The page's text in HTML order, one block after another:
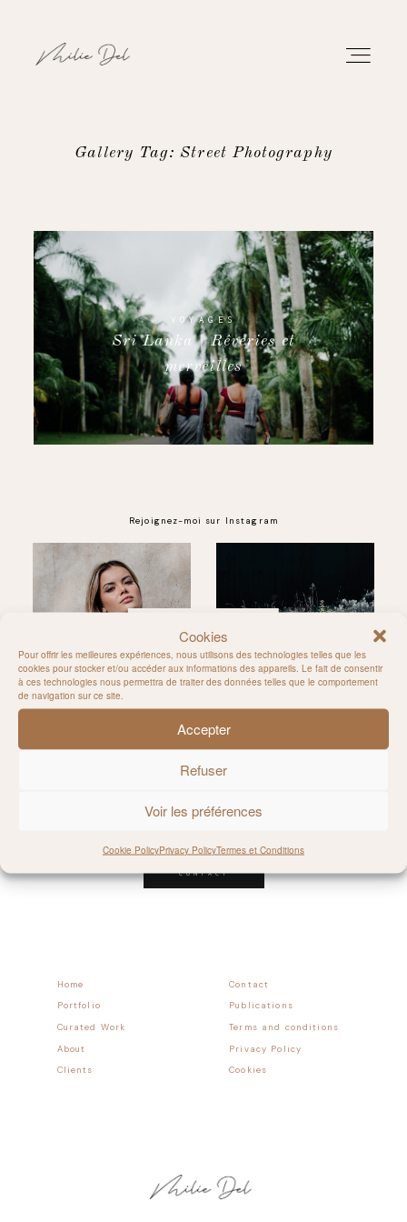
Cookies
Pour offrir les meilleures expériences, nous utilisons des technologies telles que les
cookies pour stocker et/ou accéder aux informations des appareils. Le fait de consentir
à ces technologies nous permettra de traiter des données telles que le comportement
de navigation sur ce site.
Accepter
Refuser
Voir les préférences
Cookie PolicyPrivacy PolicyTermes et Conditions
TRAVAUX
À PROPOS
CONTACT
Gallery Tag: Street Photography
VOYAGES
Sri Lanka | Rêveries et
merveilles
Rejoignez-moi sur Instagram
Contact
Home
Publications
Portfolio
Terms and conditions
Curated Work
CONTACT
Privacy Policy
About
Cookies
Clients